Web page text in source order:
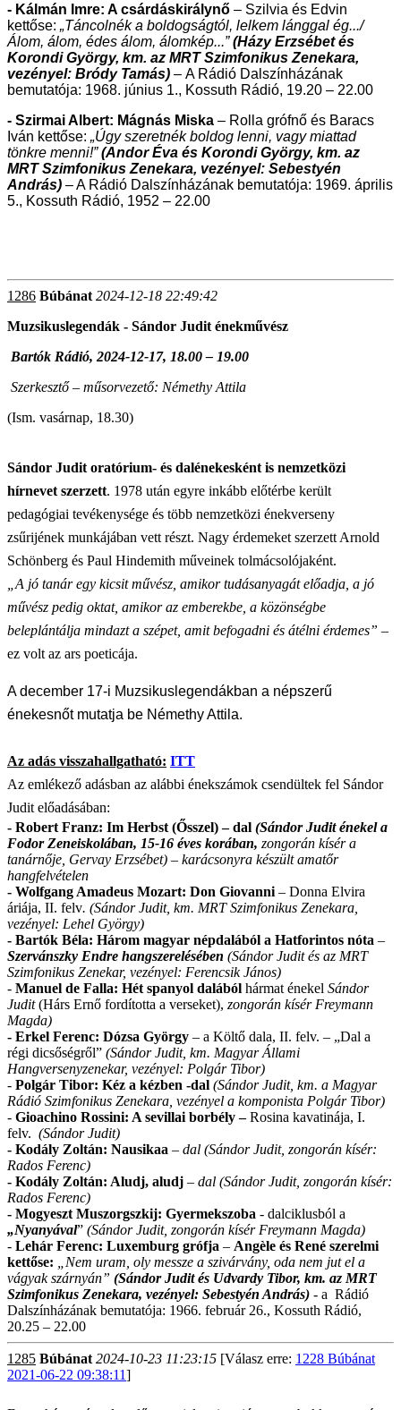
- Kálmán Imre: A csárdáskirálynő – Szilvia és Edvin
kettőse: „Táncolnék a boldogságtól, lelkem lánggal ég.../
Álom, álom, édes álom, álomkép...” (Házy Erzsébet és
Korondi György, km. az MRT Szimfonikus Zenekara,
vezényel: Bródy Tamás) – A Rádió Dalszínházának
bemutatója: 1968. június 1., Kossuth Rádió, 19.20 – 22.00
- Szirmai Albert: Mágnás Miska – Rolla grófnő és Baracs
Iván kettőse: „Úgy szeretnék boldog lenni, vagy miattad
tönkre menni!” (Andor Éva és Korondi György, km. az
MRT Szimfonikus Zenekara, vezényel: Sebestyén
András) – A Rádió Dalszínházának bemutatója: 1969. április
5., Kossuth Rádió, 1952 – 22.00
1286 Búbánat 2024-12-18 22:49:42
Muzsikuslegendák - Sándor Judit énekművész
Bartók Rádió, 2024-12-17, 18.00 – 19.00
Szerkesztő – műsorvezető: Némethy Attila
(Ism. vasárnap, 18.30)
Sándor Judit oratórium- és dalénekesként is nemzetközi
hírnevet szerzett. 1978 után egyre inkább előtérbe került
pedagógiai tevékenysége és több nemzetközi énekverseny
zsűrijének munkájában vett részt. Nagy érdemeket szerzett Arnold
Schönberg és Paul Hindemith műveinek tolmácsolójaként.
„A jó tanár egy kicsit művész, amikor tudásanyagát előadja, a jó
művész pedig oktat, amikor az emberekbe, a közönségbe
beleplántálja mindazt a szépet, amit befogadni és átélni érdemes” –
ez volt az ars poeticája.
A december 17-i Muzsikuslegendákban a népszerű
énekesnőt mutatja be Némethy Attila.
Az adás visszahallgatható: ITT
Az emlékező adásban az alábbi énekszámok csendültek fel Sándor
Judit előadásában:
- Robert Franz: Im Herbst (Ősszel) – dal (Sándor Judit énekel a
Fodor Zeneiskolában, 15-16 éves korában, zongorán kísér a
tanárnője, Gervay Erzsébet) – karácsonyra készült amatőr
hangfelvételen
- Wolfgang Amadeus Mozart: Don Giovanni – Donna Elvira
áriája, II. felv. (Sándor Judit, km. MRT Szimfonikus Zenekara,
vezényel: Lehel György)
- Bartók Béla: Három magyar népdalából a Hatforintos nóta –
Szervánszky Endre hangszerelésében (Sándor Judit és az MRT
Szimfonikus Zenekar, vezényel: Ferencsik János)
- Manuel de Falla: Hét spanyol dalából hármat énekel Sándor
Judit(Hárs Ernő fordította a verseket), zongorán kísér Freymann
Magda)
- Erkel Ferenc: Dózsa György – a Költő dala, II. felv. – „Dal a
régi dicsőségről” (Sándor Judit, km. Magyar Állami
Hangversenyzenekar, vezényel: Polgár Tibor)
- Polgár Tibor: Kéz a kézben -dal (Sándor Judit, km. a Magyar
Rádió Szimfonikus Zenekara, vezényel a komponista Polgár Tibor)
- Gioachino Rossini: A sevillai borbély –Rosina kavatinája, I.
felv. (Sándor Judit)
- Kodály Zoltán: Nausikaa – dal (Sándor Judit, zongorán kísér:
Rados Ferenc)
- Kodály Zoltán: Aludj, aludj – dal (Sándor Judit, zongorán kísér:
Rados Ferenc)
- Mogyeszt Muszorgszkij: Gyermekszoba - dalciklusból a
„Nyanyával” (Sándor Judit, zongorán kísér Freymann Magda)
- Lehár Ferenc: Luxemburg grófja – Angèle és René szerelmi
kettőse: „Nem uram, oly messze a szivárvány, oda nem jut el a
vágyak szárnyán” (Sándor Judit és Udvardy Tibor, km. az MRT
Szimfonikus Zenekara, vezényel: Sebestyén András) - a Rádió
Dalszínházának bemutatója: 1966. február 26., Kossuth Rádió,
20.25 – 22.00
1285 Búbánat 2024-10-23 11:23:15 [Válasz erre: 1228 Búbánat
2021-06-22 09:38:11]